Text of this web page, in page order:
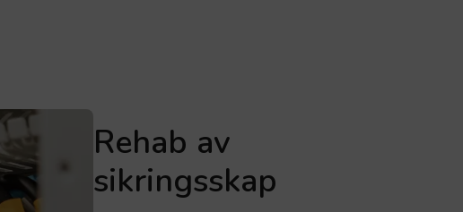
Rehab av
sikringsskap